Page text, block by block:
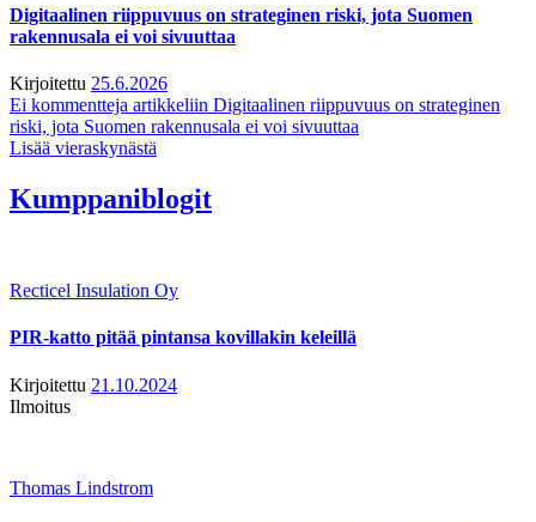
Digitaalinen riippuvuus on strateginen riski, jota Suomen
rakennusala ei voi sivuuttaa
Kirjoitettu 25.6.2026
Ei kommentteja artikkeliin Digitaalinen riippuvuus on strateginen
riski, jota Suomen rakennusala ei voi sivuuttaa
Lisää vieraskynästä
Kumppaniblogit
Recticel Insulation Oy
PIR-katto pitää pintansa kovillakin keleillä
Kirjoitettu 21.10.2024
Ilmoitus
Thomas Lindstrom